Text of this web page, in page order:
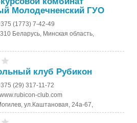
Молодечненский ГУО
(1773) 7-42-49
Беларусь, Минская область,
клуб Рубикон
(29) 317-11-72
club.com
ул.Каштановая, 24а-67,